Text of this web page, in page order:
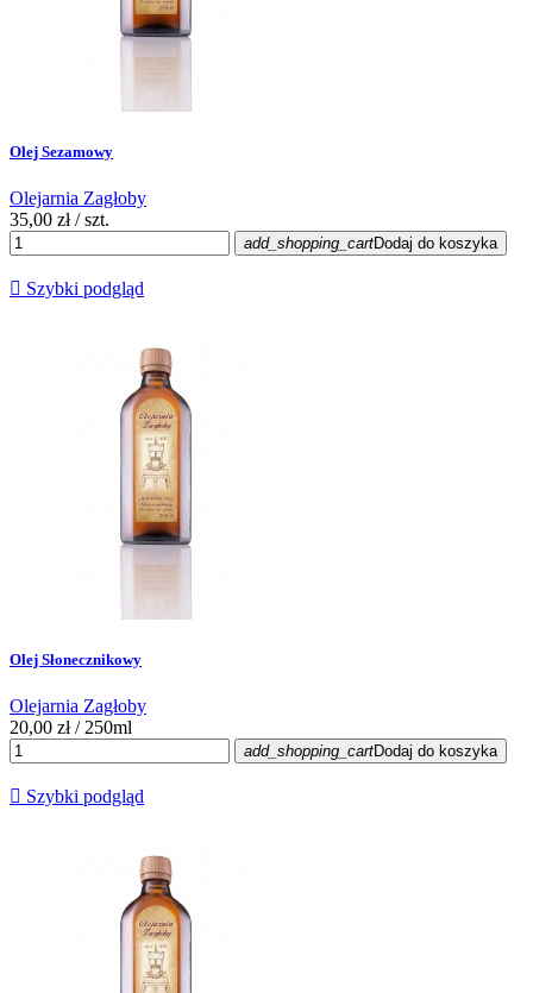
Olej Sezamowy
Olejarnia Zagłoby
35,00 zł / szt.
add_shopping_cartDodaj do koszyka
 Szybki podgląd
Olej Słonecznikowy
Olejarnia Zagłoby
20,00 zł / 250ml
add_shopping_cartDodaj do koszyka
 Szybki podgląd